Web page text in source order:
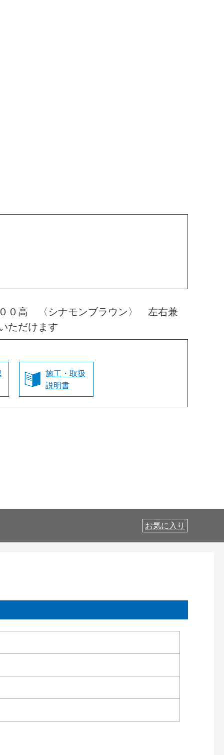
高 〈シナモンブラウン〉 左右兼
ただけます
施工・取扱
説明書
お気に入り